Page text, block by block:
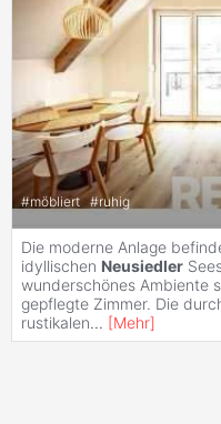
#möbliert #ruhig
Die moderne Anlage
idyllischen Neusiedler
wunderschönes Ambiente
gepflegte Zimmer. Die
rustikalen... [Mehr]